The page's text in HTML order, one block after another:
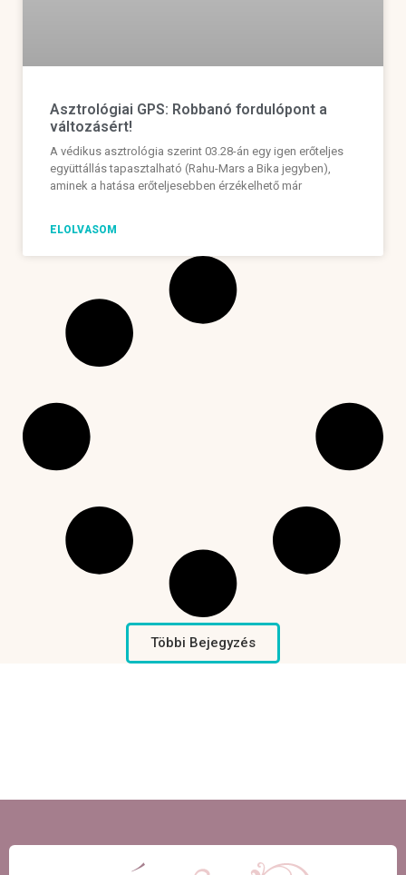
Asztrológiai GPS: Robbanó fordulópont a
változásért!
A védikus asztrológia szerint 03.28-án egy igen erőteljes
együttállás tapasztalható (Rahu-Mars a Bika jegyben),
aminek a hatása erőteljesebben érzékelhető már
ELOLVASOM
Többi Bejegyzés